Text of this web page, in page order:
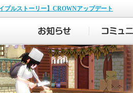
イプルストーリー】CROWNアップデート